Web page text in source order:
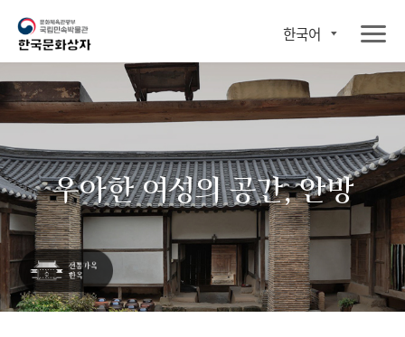
한국어
우아한 여성의 공간, 안방